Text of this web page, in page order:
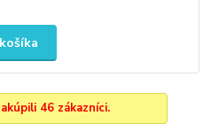
46 zákazníci.